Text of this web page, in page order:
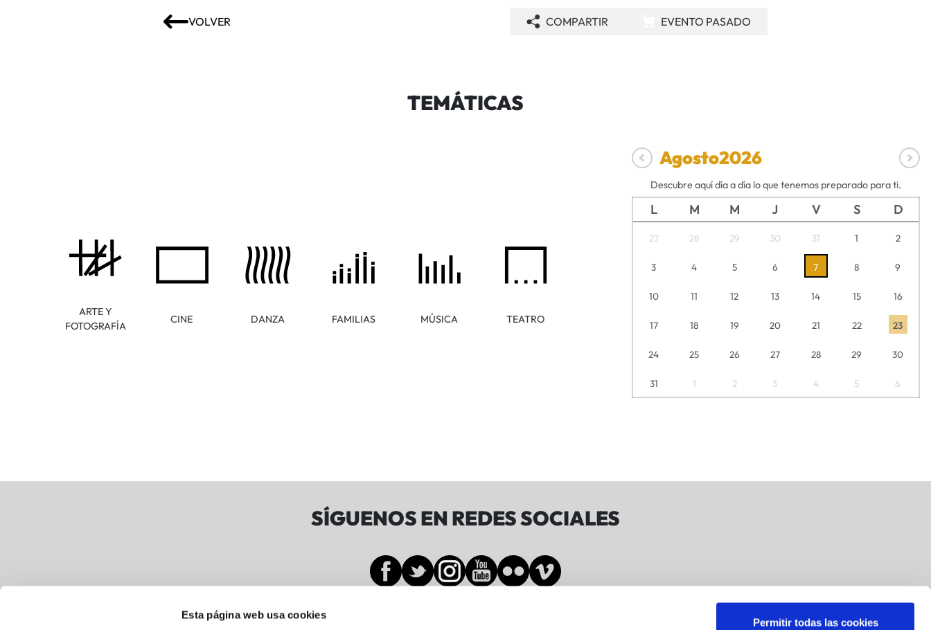
Esta página web usa cookies
Permitir todas las cookies
VOLVER COMPARTIR EVENTO PASADO
TEMÁTICAS
ARTE Y
FOTOGRAFÍA
CINE DANZA FAMILIAS MÚSICA TEATRO
Agosto2026
Descubre aquí día a día lo que tenemos preparado para ti.
L M M J V S D
27 28 29 30 31 1 2
3 4 5 6 7 8 9
10 11 12 13 14 15 16
17 18 19 20 21 22 23
24 25 26 27 28 29 30
31 1 2 3 4 5 6
SÍGUENOS EN REDES SOCIALES